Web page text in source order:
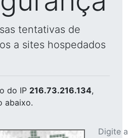
tentativas de
a sites hospedados
do IP 216.73.216.134,
abaixo.
Digite